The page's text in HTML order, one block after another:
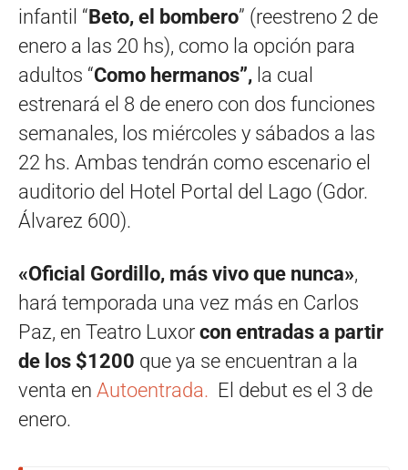
infantil “Beto, el bombero” (reestreno 2 de
enero a las 20 hs), como la opción para
adultos “Como hermanos”, la cual
estrenará el 8 de enero con dos funciones
semanales, los miércoles y sábados a las
22 hs. Ambas tendrán como escenario el
auditorio del Hotel Portal del Lago (Gdor.
Álvarez 600).
«Oficial Gordillo, más vivo que nunca»,
hará temporada una vez más en Carlos
Paz, en Teatro Luxor con entradas a partir
de los $1200 que ya se encuentran a la
venta en Autoentrada. El debut es el 3 de
enero.